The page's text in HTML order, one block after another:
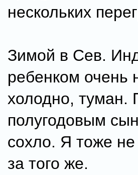
нескольких
Зимой в Сев.
ребенком очень
холодно, туман.
полугодовым
сохло. Я тоже
за того же.